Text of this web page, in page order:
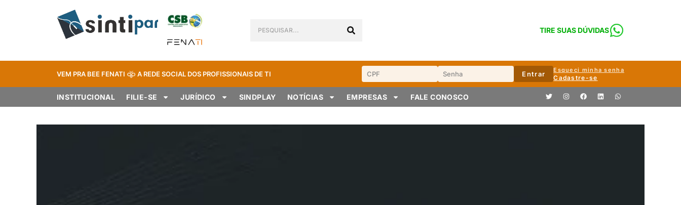
TIRE SUAS DÚVIDAS
VEM PRA BEE FENATI A REDE SOCIAL DOS PROFISSIONAIS DE TI Entrar Esqueci minha senha
Cadastre-se
INSTITUCIONAL FILIE-SE JURÍDICO SINDPLAY NOTÍCIAS EMPRESAS FALE CONOSCO